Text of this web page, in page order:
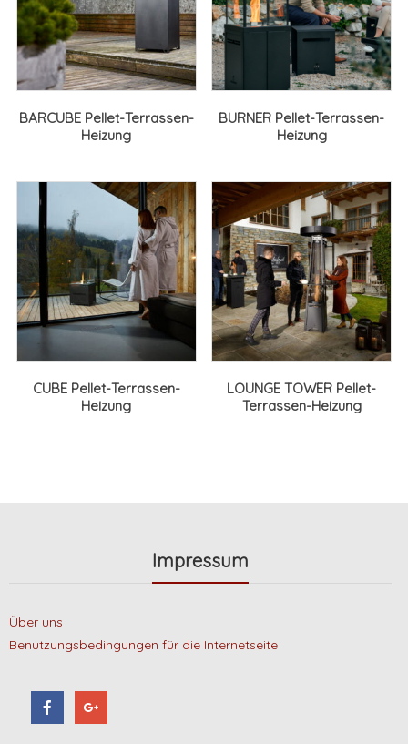
BARCUBE Pellet-Terrassen-
Heizung
BURNER Pellet-Terrassen-
Heizung
CUBE Pellet-Terrassen-
Heizung
LOUNGE TOWER Pellet-
Terrassen-Heizung
Impressum
Über uns
Benutzungsbedingungen für die Internetseite